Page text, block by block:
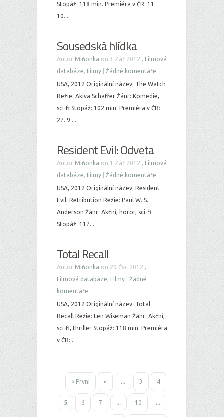
Stopáž: 118 min. Premiéra v ČR: 11.
10....
Sousedská hlídka
Autor Miňonka on 3 Zář 2012 , Filmová
databáze, Filmy
Žádné komentáře
USA, 2012 Originální název: The Watch
Režie: Akiva Schaffer Žánr: Komedie,
sci-fi Stopáž: 102 min. Premiéra v ČR:
27. 9....
Resident Evil: Odveta
Autor Miňonka on 1 Zář 2012 , Filmová
databáze, Filmy
Žádné komentáře
USA, 2012 Originální název: Resident
Evil: Retribution Režie: Paul W. S.
Anderson Žánr: Akční, horor, sci-fi
Stopáž: 117...
Total Recall
Autor Miňonka on 29 Čvc 2012 ,
Filmová databáze, Filmy
Žádné
komentáře
USA, 2012 Originální název: Total
Recall Režie: Len Wiseman Žánr: Akční,
sci-fi, thriller Stopáž: 118 min. Premiéra
v ČR:...
« První « ... 3 4
5 6 7 ... 10 ...